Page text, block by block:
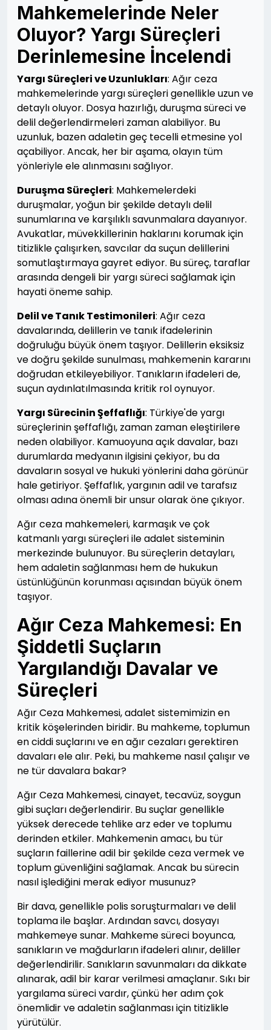
Mahkemelerinde Neler
Oluyor? Yargı Süreçleri
Derinlemesine İncelendi
Yargı Süreçleri ve Uzunlukları: Ağır ceza
mahkemelerinde yargı süreçleri genellikle uzun ve
detaylı oluyor. Dosya hazırlığı, duruşma süreci ve
delil değerlendirmeleri zaman alabiliyor. Bu
uzunluk, bazen adaletin geç tecelli etmesine yol
açabiliyor. Ancak, her bir aşama, olayın tüm
yönleriyle ele alınmasını sağlıyor.
Duruşma Süreçleri: Mahkemelerdeki
duruşmalar, yoğun bir şekilde detaylı delil
sunumlarına ve karşılıklı savunmalara dayanıyor.
Avukatlar, müvekkillerinin haklarını korumak için
titizlikle çalışırken, savcılar da suçun delillerini
somutlaştırmaya gayret ediyor. Bu süreç, taraflar
arasında dengeli bir yargı süreci sağlamak için
hayati öneme sahip.
Delil ve Tanık Testimonileri: Ağır ceza
davalarında, delillerin ve tanık ifadelerinin
doğruluğu büyük önem taşıyor. Delillerin eksiksiz
ve doğru şekilde sunulması, mahkemenin kararını
doğrudan etkileyebiliyor. Tanıkların ifadeleri de,
suçun aydınlatılmasında kritik rol oynuyor.
Yargı Sürecinin Şeffaflığı: Türkiye'de yargı
süreçlerinin şeffaflığı, zaman zaman eleştirilere
neden olabiliyor. Kamuoyuna açık davalar, bazı
durumlarda medyanın ilgisini çekiyor, bu da
davaların sosyal ve hukuki yönlerini daha görünür
hale getiriyor. Şeffaflık, yargının adil ve tarafsız
olması adına önemli bir unsur olarak öne çıkıyor.
Ağır ceza mahkemeleri, karmaşık ve çok
katmanlı yargı süreçleri ile adalet sisteminin
merkezinde bulunuyor. Bu süreçlerin detayları,
hem adaletin sağlanması hem de hukukun
üstünlüğünün korunması açısından büyük önem
taşıyor.
Ağır Ceza Mahkemesi: En
Şiddetli Suçların
Yargılandığı Davalar ve
Süreçleri
Ağır Ceza Mahkemesi, adalet sistemimizin en
kritik köşelerinden biridir. Bu mahkeme, toplumun
en ciddi suçlarını ve en ağır cezaları gerektiren
davaları ele alır. Peki, bu mahkeme nasıl çalışır ve
ne tür davalara bakar?
Ağır Ceza Mahkemesi, cinayet, tecavüz, soygun
gibi suçları değerlendirir. Bu suçlar genellikle
yüksek derecede tehlike arz eder ve toplumu
derinden etkiler. Mahkemenin amacı, bu tür
suçların faillerine adil bir şekilde ceza vermek ve
toplum güvenliğini sağlamak. Ancak bu sürecin
nasıl işlediğini merak ediyor musunuz?
Bir dava, genellikle polis soruşturmaları ve delil
toplama ile başlar. Ardından savcı, dosyayı
mahkemeye sunar. Mahkeme süreci boyunca,
sanıkların ve mağdurların ifadeleri alınır, deliller
değerlendirilir. Sanıkların savunmaları da dikkate
alınarak, adil bir karar verilmesi amaçlanır. Sıkı bir
yargılama süreci vardır, çünkü her adım çok
önemlidir ve adaletin sağlanması için titizlikle
yürütülür.